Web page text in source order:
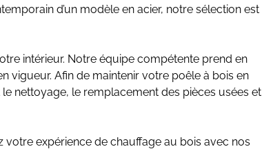
d’un modèle en acier, notre sélection est
intérieur. Notre équipe compétente prend en
vigueur. Afin de maintenir votre poêle à bois en
nettoyage, le remplacement des pièces usées et
expérience de chauffage au bois avec nos